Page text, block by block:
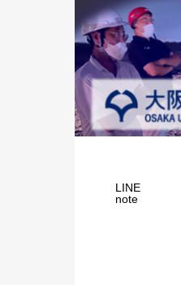
LINE
note